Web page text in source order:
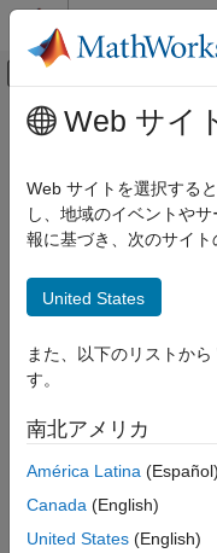
コンテンツへスキップ
オフキャン
ドキュメンテーションのホーム
カテゴリ
C2000 Microcontroller
Control System Toolbox
Fuzzy Logic Toolbox
Model Predictive Control
Motor Control Blockset
Predictive Maintenance
Reinforcement Learning
Reinforcement Learning
メインコンテンツ
強化学習を使用した
リリース ノート
PDF 版ドキュメンテー
Reinforcement
DDPG などの強化学
ためのアプリ、関数
その方策を使用して
ステムといった複雑
リズムを実装できます
このツールボックス
ラル ネットワークや
MATLAB®または
Web サイ
Web サイトを選択する
し、地域のイベントや
報に基づき、次のサイ
United States
また、以下のリストか
す。
南北アメリカ
América Latina (Español)
Canada (English)
United States (English)